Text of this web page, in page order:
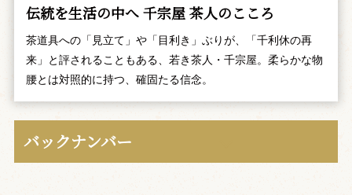
伝統を生活の中へ 千宗屋 茶人のこころ
茶道具への「見立て」や「目利き」ぶりが、「千利休の再
来」と評されることもある、若き茶人・千宗屋。柔らかな物
腰とは対照的に持つ、確固たる信念。
バックナンバー